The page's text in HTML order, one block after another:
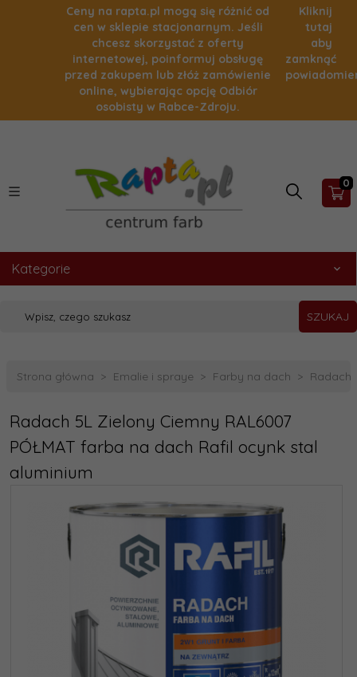
Ceny na rapta.pl mogą się różnić od
cen w sklepie stacjonarnym. Jeśli
chcesz skorzystać z oferty
internetowej, poinformuj obsługę
przed zakupem lub złóż zamówienie
online, wybierając opcję Odbiór
osobisty w Rabce-Zdroju.
Kliknij
tutaj
aby
zamknąć
0
Kategorie
SZUKAJ
Strona główna Emalie i spraye Farby na dach Radach
Radach 5L Zielony Ciemny RAL6007
PÓŁMAT farba na dach Rafil ocynk stal
aluminium